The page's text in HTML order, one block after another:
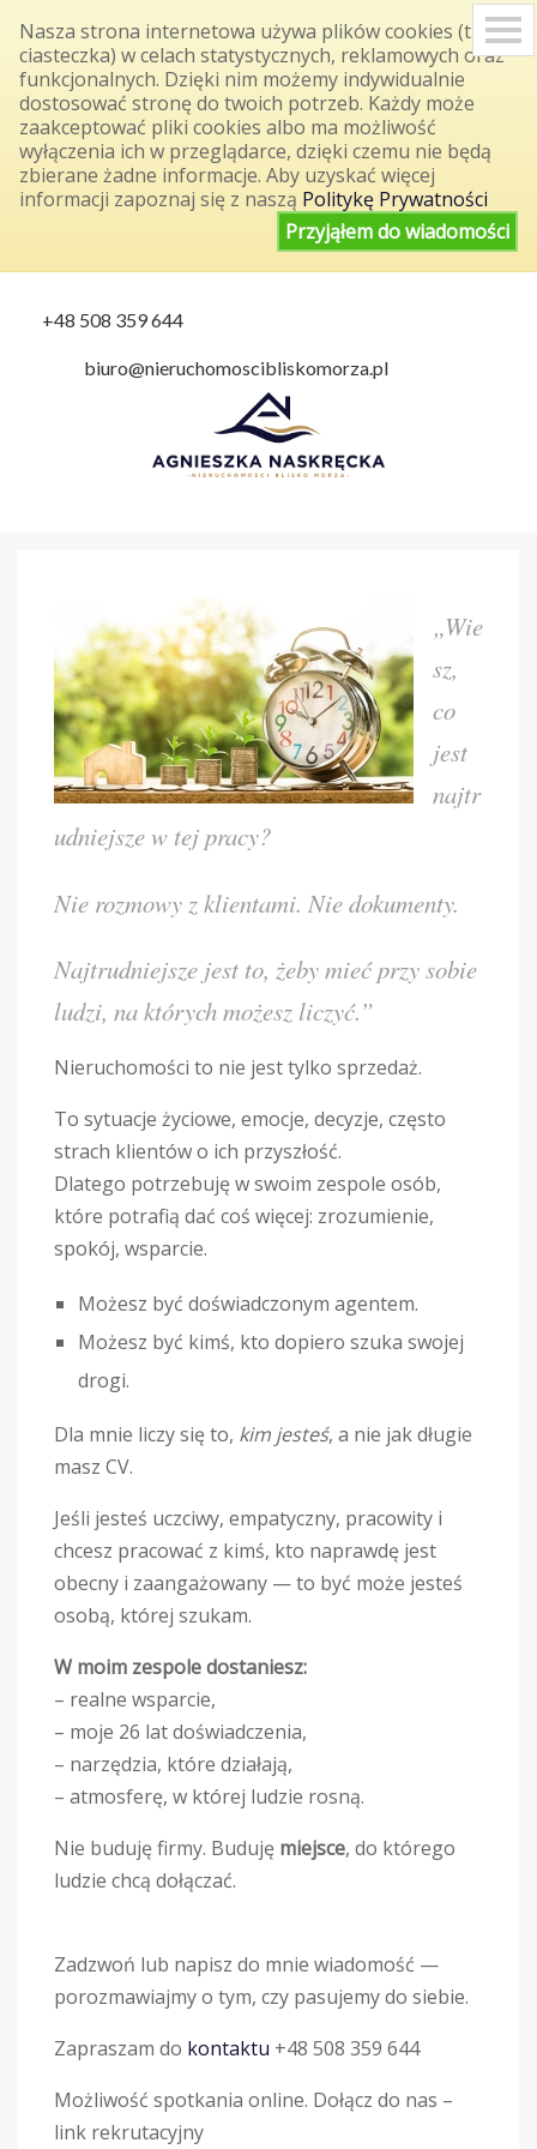
Nasza strona internetowa używa plików cookies (tzw.
ciasteczka) w celach statystycznych, reklamowych oraz
funkcjonalnych. Dzięki nim możemy indywidualnie
dostosować stronę do twoich potrzeb. Każdy może
zaakceptować pliki cookies albo ma możliwość
wyłączenia ich w przeglądarce, dzięki czemu nie będą
zbierane żadne informacje. Aby uzyskać więcej
informacji zapoznaj się z naszą Politykę Prywatności
Przyjąłem do wiadomości
+48 508 359 644
biuro@nieruchomoscibliskomorza.pl
S
k
i
t
i
o
n
„Wie
sz,
co
jest
najtr
udniejsze w tej pracy?
Nie rozmowy z klientami. Nie dokumenty.
Najtrudniejsze jest to, żeby mieć przy sobie
ludzi, na których możesz liczyć.”
Nieruchomości to nie jest tylko sprzedaż.
To sytuacje życiowe, emocje, decyzje, często
strach klientów o ich przyszłość.
Dlatego potrzebuję w swoim zespole osób,
które potrafią dać coś więcej: zrozumienie,
spokój, wsparcie.
Możesz być doświadczonym agentem.
Możesz być kimś, kto dopiero szuka swojej
drogi.
Dla mnie liczy się to, kim jesteś, a nie jak długie
masz CV.
Jeśli jesteś uczciwy, empatyczny, pracowity i
chcesz pracować z kimś, kto naprawdę jest
obecny i zaangażowany — to być może jesteś
osobą, której szukam.
W moim zespole dostaniesz:
– realne wsparcie,
– moje 26 lat doświadczenia,
– narzędzia, które działają,
– atmosferę, w której ludzie rosną.
Nie buduję firmy. Buduję miejsce, do którego
ludzie chcą dołączać.
Zadzwoń lub napisz do mnie wiadomość —
porozmawiajmy o tym, czy pasujemy do siebie.
Zapraszam do kontaktu +48 508 359 644
Możliwość spotkania online. Dołącz do nas –
link rekrutacyjny